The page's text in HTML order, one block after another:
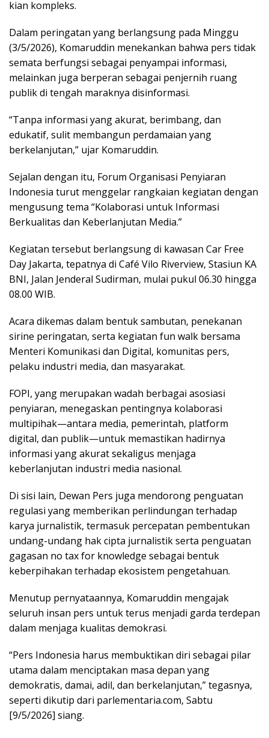
kian kompleks.
Dalam peringatan yang berlangsung pada Minggu
(3/5/2026), Komaruddin menekankan bahwa pers tidak
semata berfungsi sebagai penyampai informasi,
melainkan juga berperan sebagai penjernih ruang
publik di tengah maraknya disinformasi.
“Tanpa informasi yang akurat, berimbang, dan
edukatif, sulit membangun perdamaian yang
berkelanjutan,” ujar Komaruddin.
Sejalan dengan itu, Forum Organisasi Penyiaran
Indonesia turut menggelar rangkaian kegiatan dengan
mengusung tema “Kolaborasi untuk Informasi
Berkualitas dan Keberlanjutan Media.”
Kegiatan tersebut berlangsung di kawasan Car Free
Day Jakarta, tepatnya di Café Vilo Riverview, Stasiun KA
BNI, Jalan Jenderal Sudirman, mulai pukul 06.30 hingga
08.00 WIB.
Acara dikemas dalam bentuk sambutan, penekanan
sirine peringatan, serta kegiatan fun walk bersama
Menteri Komunikasi dan Digital, komunitas pers,
pelaku industri media, dan masyarakat.
FOPI, yang merupakan wadah berbagai asosiasi
penyiaran, menegaskan pentingnya kolaborasi
multipihak—antara media, pemerintah, platform
digital, dan publik—untuk memastikan hadirnya
informasi yang akurat sekaligus menjaga
keberlanjutan industri media nasional.
Di sisi lain, Dewan Pers juga mendorong penguatan
regulasi yang memberikan perlindungan terhadap
karya jurnalistik, termasuk percepatan pembentukan
undang-undang hak cipta jurnalistik serta penguatan
gagasan no tax for knowledge sebagai bentuk
keberpihakan terhadap ekosistem pengetahuan.
Menutup pernyataannya, Komaruddin mengajak
seluruh insan pers untuk terus menjadi garda terdepan
dalam menjaga kualitas demokrasi.
“Pers Indonesia harus membuktikan diri sebagai pilar
utama dalam menciptakan masa depan yang
demokratis, damai, adil, dan berkelanjutan,” tegasnya,
seperti dikutip dari parlementaria.com, Sabtu
[9/5/2026] siang.